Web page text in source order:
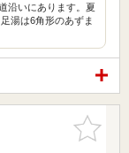
沿いにあります。夏
湯は6角形のあずま
お気に入
りに追加